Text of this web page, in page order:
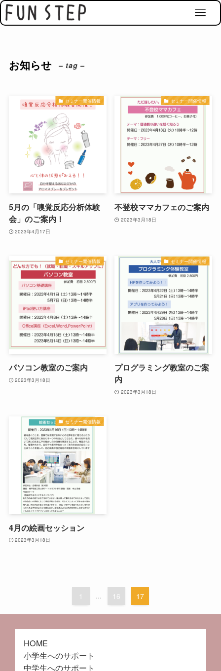
お知らせ – tag –
セミナー開催情報
5月の「嗅覚反応分析体験
会」のご案内！
2023年4月17日
セミナー開催情報
不登校ママカフェのご案内
2023年3月18日
セミナー開催情報
パソコン教室のご案内
2023年3月18日
セミナー開催情報
プログラミング教室のご案
内
2023年3月18日
セミナー開催情報
4月の絵画セッション
2023年3月18日
1 ... 16 17
HOME
小学生へのサポート
中学生へのサポート